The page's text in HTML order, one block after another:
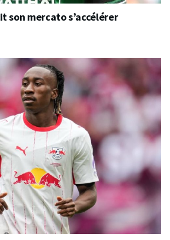
son mercato s’accélérer